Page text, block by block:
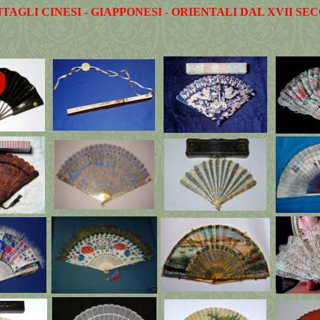
CINESI - GIAPPONESI - ORIENTALI DAL XVII